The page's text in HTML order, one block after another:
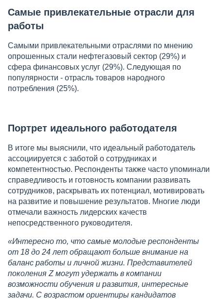
Самые привлекательные отрасли для
работы
Самыми привлекательными отраслями по мнению
опрошенных стали нефтегазовый сектор (29%) и
сфера финансовых услуг (29%). Следующая по
популярности - отрасль товаров народного
потребления (25%).
Портрет идеального работодателя
В итоге мы выяснили, что идеальный работодатель
ассоциируется с заботой о сотрудниках и
компетентностью. Респонденты также часто упоминали
справедливость и готовность компании развивать
сотрудников, раскрывать их потенциал, мотивировать
на развитие и повышение результатов. Многие люди
отмечали важность лидерских качеств
непосредственного руководителя.
«Интересно то, что самые молодые респонденты
от 18 до 24 лет обращают больше внимание на
баланс работы и личной жизни. Представителей
поколения Z могут удержать в компании
возможности обучения и развития, интересные
задачи. С возрастом ориентиры кандидатов